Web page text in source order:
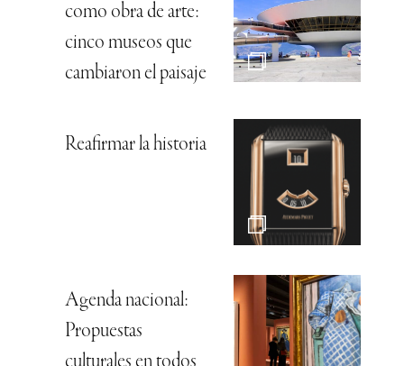
como obra de arte:
cinco museos que
cambiaron el paisaje
Reafirmar la historia
Agenda nacional:
Propuestas